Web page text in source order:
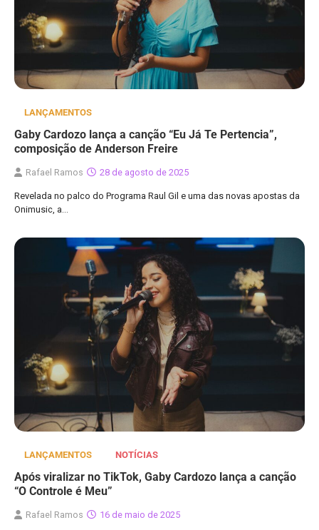
LANÇAMENTOS
Gaby Cardozo lança a canção “Eu Já Te Pertencia”,
composição de Anderson Freire
Rafael Ramos 28 de agosto de 2025
Revelada no palco do Programa Raul Gil e uma das novas apostas da
Onimusic, a…
LANÇAMENTOS NOTÍCIAS
Após viralizar no TikTok, Gaby Cardozo lança a canção
“O Controle é Meu”
Rafael Ramos 16 de maio de 2025